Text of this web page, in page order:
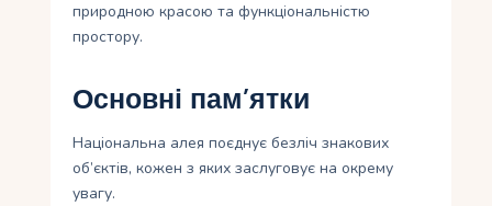
природною красою та функціональністю
простору.
Основні пам’ятки
Національна алея поєднує безліч знакових
об’єктів, кожен з яких заслуговує на окрему
увагу.